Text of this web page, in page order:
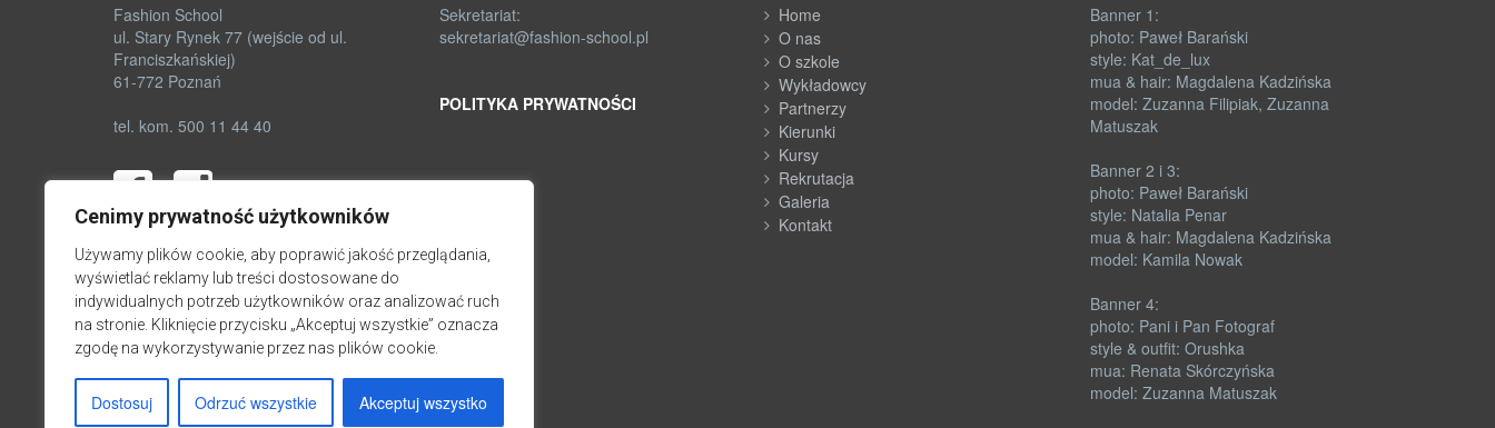
Cenimy prywatność użytkowników
Używamy plików cookie, aby poprawić jakość przeglądania,
wyświetlać reklamy lub treści dostosowane do
indywidualnych potrzeb użytkowników oraz analizować ruch
na stronie. Kliknięcie przycisku „Akceptuj wszystkie” oznacza
zgodę na wykorzystywanie przez nas plików cookie.
Dostosuj Odrzuć wszystkie Akceptuj wszystko
Fashion School
ul. Stary Rynek 77 (wejście od ul.
Franciszkańskiej)
61-772 Poznań
tel. kom. 500 11 44 40
Sekretariat:
sekretariat@fashion-school.pl
POLITYKA PRYWATNOŚCI
Home
O nas
O szkole
Wykładowcy
Partnerzy
Kierunki
Kursy
Rekrutacja
Galeria
Kontakt
Banner 1:
photo: Paweł Barański
style: Kat_de_lux
mua & hair: Magdalena Kadzińska
model: Zuzanna Filipiak, Zuzanna
Matuszak
Banner 2 i 3:
photo: Paweł Barański
style: Natalia Penar
mua & hair: Magdalena Kadzińska
model: Kamila Nowak
Banner 4:
photo: Pani i Pan Fotograf
style & outfit: Orushka
mua: Renata Skórczyńska
model: Zuzanna Matuszak